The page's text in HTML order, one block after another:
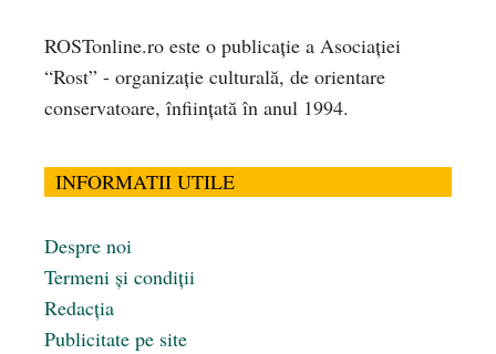
ROSTonline.ro este o publicaţie a Asociaţiei
“Rost” - organizaţie culturală, de orientare
conservatoare, înfiinţată în anul 1994.
INFORMATII UTILE
Despre noi
Termeni și condiții
Redacția
Publicitate pe site